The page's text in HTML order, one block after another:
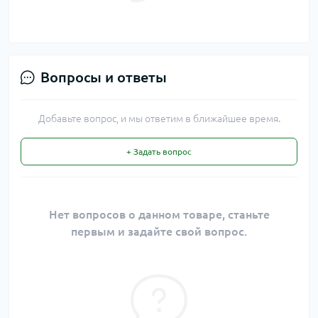
Вопросы и ответы
Добавьте вопрос, и мы ответим в ближайшее время.
+ Задать вопрос
Нет вопросов о данном товаре, станьте
первым и задайте свой вопрос.